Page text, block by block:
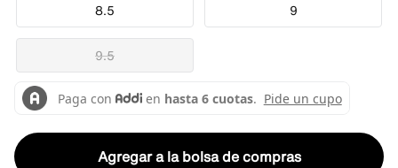
8.5 9
9.5
Agregar a la bolsa de compras